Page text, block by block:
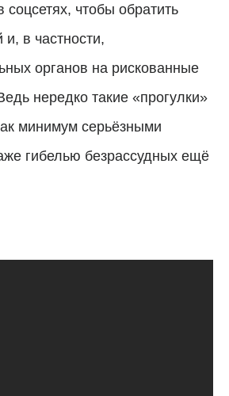
соцсетях, чтобы обратить
в частности,
органов на рискованные
нередко такие «прогулки»
минимум серьёзными
гибелью безрассудных ещё